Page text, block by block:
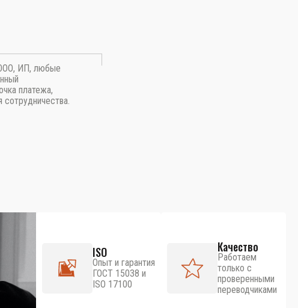
ИП, любые
платежа,
ISO
Опыт и гарантия
ГОСТ 15038 и
ISO 17100
Качество
Работаем
только с
проверенными
переводчиками